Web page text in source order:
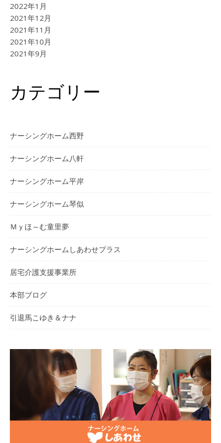
2022年1月
2021年12月
2021年11月
2021年10月
2021年9月
カテゴリー
ナーシングホーム西野
ナーシングホーム⼋軒
ナーシングホーム平岸
ナーシングホーム琴似
Ｍｙほ～む童里夢
ナーシングホームしあわせプラス
居宅介護支援事業所
本部ブログ
引退馬こゆき＆ナナ